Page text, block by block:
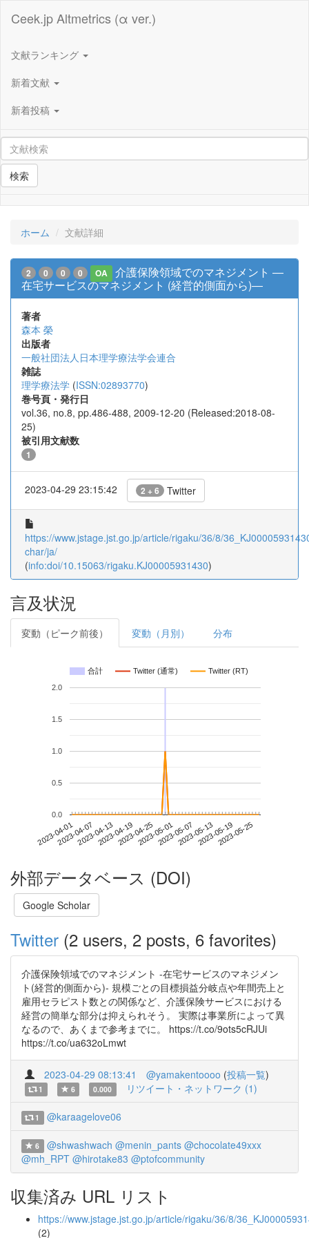
Ceek.jp Altmetrics (α ver.)
文献ランキング
新着文献
新着投稿
検索
ホーム 文献詳細
2 0 0 0 OA
介護保険領域でのマネジメント ―
在宅サービスのマネジメント (経営的側面から)―
著者
森本 榮
出版者
一般社団法人日本理学療法学会連合
雑誌
理学療法学 (ISSN:02893770)
巻号頁・発行日
vol.36, no.8, pp.486-488, 2009-12-20 (Released:2018-08-
25)
被引用文献数
1
2023-04-29 23:15:42 2 + 6 Twitter
https://www.jstage.jst.go.jp/article/rigaku/36/8/
char/ja/
(info:doi/10.15063/rigaku.KJ00005931430)
言及状況
変動（ピーク前後） 変動（月別） 分布
合計 Twitter (通常) Twitter (RT)
2023-04-012023-04-072023-04-132023-04-192023-04-252023-05-012023-05-072023-05-132023-05-192023-05-25
0.0
0.5
1.0
1.5
2.0
外部データベース (DOI)
Google Scholar
Twitter (2 users, 2 posts, 6 favorites)
介護保険領域でのマネジメント -在宅サービスのマネジメン
ト(経営的側面から)- 規模ごとの目標損益分岐点や年間売上と
雇用セラピスト数との関係など、介護保険サービスにおける
経営の簡単な部分は抑えられそう。 実際は事業所によって異
なるので、あくまで参考までに。 https://t.co/9ots5cRJUi
https://t.co/ua632oLmwt
2023-04-29 08:13:41 @yamakentoooo (投稿一覧)
1 6 0.000 リツイート・ネットワーク (1)
1 @karaagelove06
6 @shwashwach @menin_pants @chocolate49xxx
@mh_RPT @hirotake83 @ptofcommunity
収集済み URL リスト
https://www.jstage.jst.go.jp/article/rigaku/36/8/
(2)